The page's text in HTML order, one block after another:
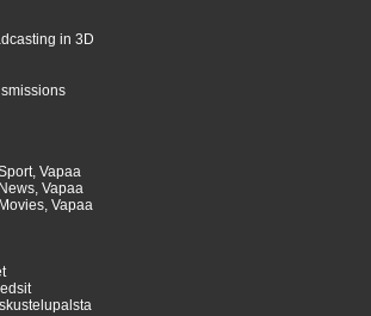
in 3D
Vapaa
Vapaa
Vapaa